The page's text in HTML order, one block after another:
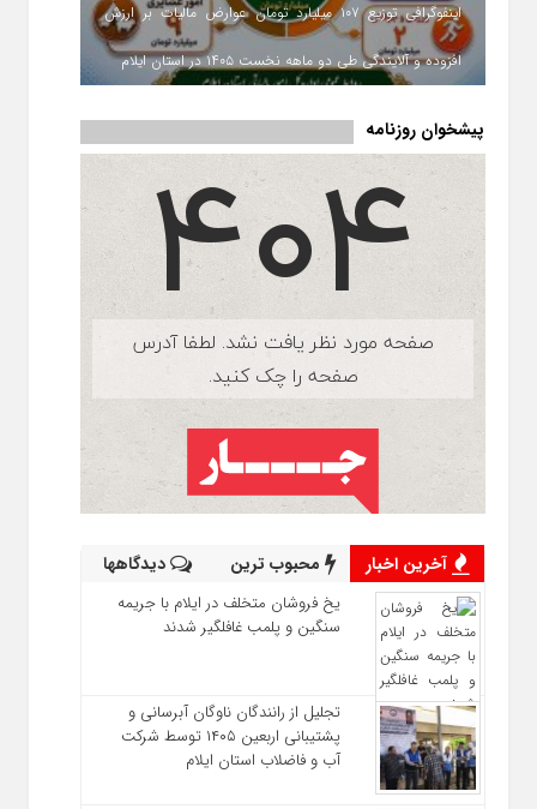
اینفوگرافی توزیع ۱۰۷ میلیارد تومان عوارض مالیات بر ارزش
افزوده و آلایندگی طی دو ماهه نخست ۱۴۰۵ در استان ایلام
پیشخوان روزنامه
آخرین اخبار محبوب ترین دیدگاهها
یخ‌ فروشان متخلف در ایلام با جریمه
سنگین و پلمب غافلگیر شدند
تجلیل از رانندگان ناوگان آبرسانی و
پشتیبانی اربعین ۱۴۰۵ توسط شرکت
آب و فاضلاب استان ایلام